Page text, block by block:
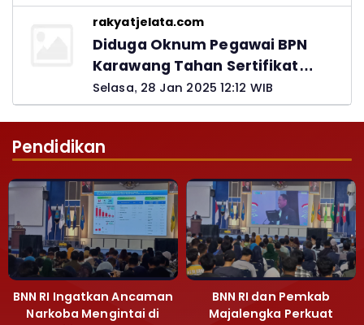
rakyatjelata.com
Diduga Oknum Pegawai BPN
Karawang Tahan Sertifikat
Pemohon PTSL
Selasa, 28 Jan 2025 12:12 WIB
Pendidikan
BNN RI Ingatkan Ancaman
Narkoba Mengintai di
BNN RI dan Pemkab
Majalengka Perkuat